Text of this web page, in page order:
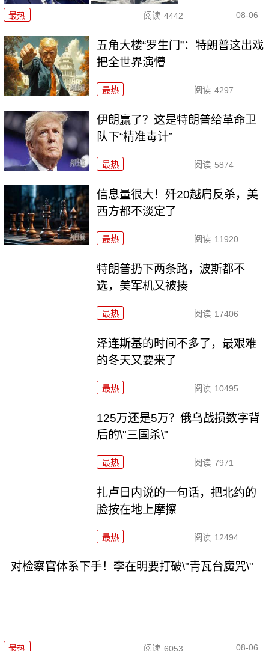
最热 阅读 4442 08-06
五角大楼“罗生门”：特朗普这出戏
把全世界演懵
最热 阅读 4297
伊朗赢了？这是特朗普给革命卫
队下“精准毒计”
最热 阅读 5874
信息量很大！歼20越肩反杀，美
西方都不淡定了
最热 阅读 11920
特朗普扔下两条路，波斯都不
选，美军机又被揍
最热 阅读 17406
泽连斯基的时间不多了，最艰难
的冬天又要来了
最热 阅读 10495
125万还是5万？俄乌战损数字背
后的\"三国杀\"
最热 阅读 7971
扎卢日内说的一句话，把北约的
脸按在地上摩擦
最热 阅读 12494
对检察官体系下手！李在明要打破\"青瓦台魔咒\"
最热 阅读 6053 08-06